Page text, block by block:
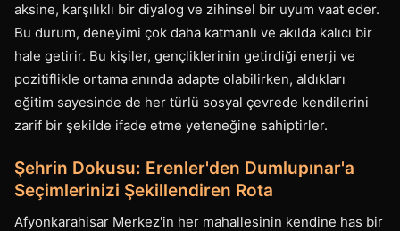
aksine, karşılıklı bir diyalog ve zihinsel bir uyum vaat eder.
Bu durum, deneyimi çok daha katmanlı ve akılda kalıcı bir
hale getirir. Bu kişiler, gençliklerinin getirdiği enerji ve
pozitiflikle ortama anında adapte olabilirken, aldıkları
eğitim sayesinde de her türlü sosyal çevrede kendilerini
zarif bir şekilde ifade etme yeteneğine sahiptirler.
Şehrin Dokusu: Erenler'den Dumlupınar'a
Seçimlerinizi Şekillendiren Rota
Afyonkarahisar Merkez'in her mahallesinin kendine has bir